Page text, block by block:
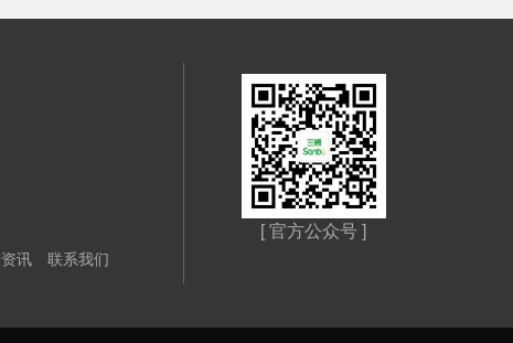
讯 联系我们
[ 官方公众号 ]